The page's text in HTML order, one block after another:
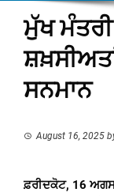
ਮੁੱਖ
ਸਨਮਾਨ
August 16, 2025
ਫ਼ਰੀਦਕੋਟ, 16